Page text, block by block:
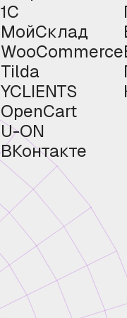
1С
МойСклад
WooCommerce
Tilda
YCLIENTS
OpenCart
U-ON
ВКонтакте